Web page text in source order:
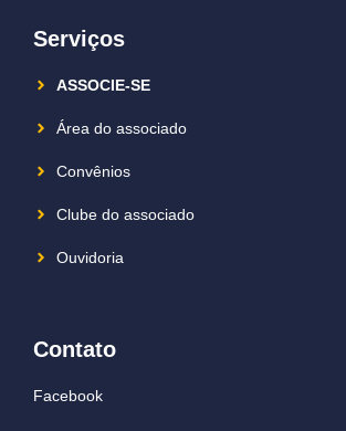
Serviços
ASSOCIE-SE
Área do associado
Convênios
Clube do associado
Ouvidoria
Contato
Facebook